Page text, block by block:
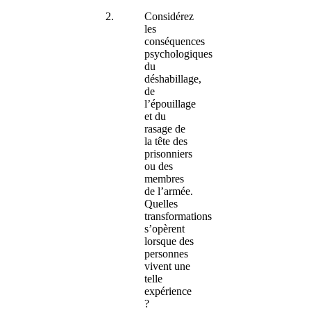
Considérez
les
conséquences
psychologiques
du
déshabillage,
de
l’épouillage
et du
rasage de
la tête des
prisonniers
ou des
membres
de l’armée.
Quelles
transformations
s’opèrent
lorsque des
personnes
vivent une
telle
expérience
?